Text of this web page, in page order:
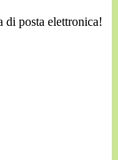
di posta elettronica!